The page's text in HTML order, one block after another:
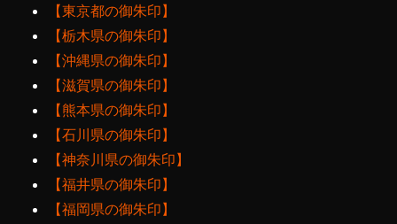
【東京都の御朱印】
【栃木県の御朱印】
【沖縄県の御朱印】
【滋賀県の御朱印】
【熊本県の御朱印】
【石川県の御朱印】
【神奈川県の御朱印】
【福井県の御朱印】
【福岡県の御朱印】